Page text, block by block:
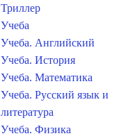
Триллер
Учеба
Учеба. Английский
Учеба. История
Учеба. Математика
Учеба. Русский язык и
литература
Учеба. Физика